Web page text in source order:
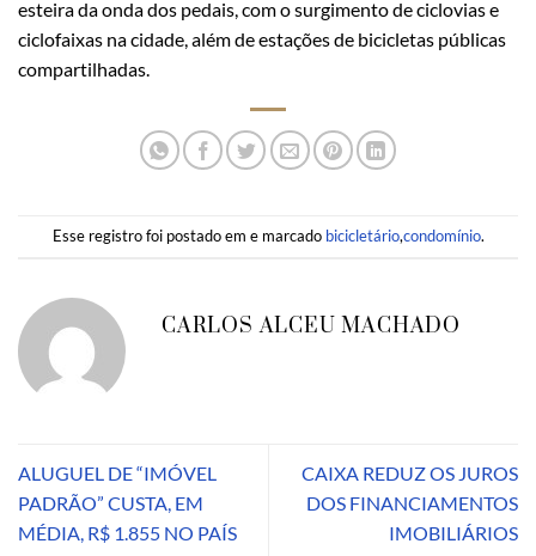
esteira da onda dos pedais, com o surgimento de ciclovias e
ciclofaixas na cidade, além de estações de bicicletas públicas
compartilhadas.
Esse registro foi postado em e marcado bicicletário,condomínio.
CARLOS ALCEU MACHADO
ALUGUEL DE “IMÓVEL
PADRÃO” CUSTA, EM
MÉDIA, R$ 1.855 NO PAÍS
CAIXA REDUZ OS JUROS
DOS FINANCIAMENTOS
IMOBILIÁRIOS